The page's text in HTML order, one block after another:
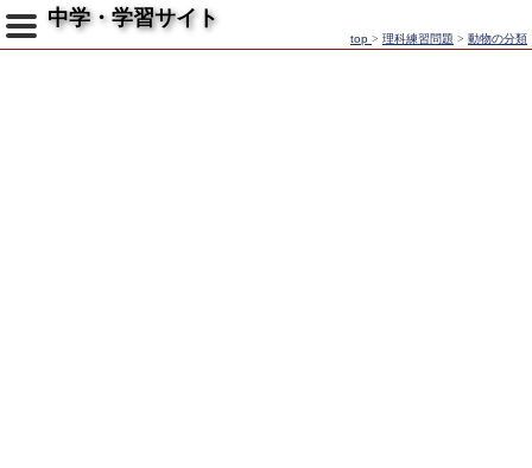
中学・学習サイト
top > 理科練習問題 > 動物の分類